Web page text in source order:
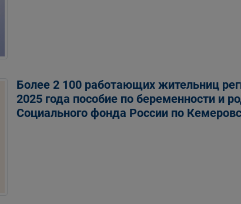
Более 2 100 работающих жительниц
2025 года пособие по беременности и
Социального фонда России по